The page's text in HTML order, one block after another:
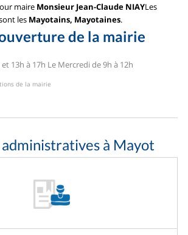
maire Monsieur Jean-Claude NIAYLes
les Mayotains, Mayotaines.
de la mairie
13h à 17h Le Mercredi de 9h à 12h
de la mairie
à Mayot